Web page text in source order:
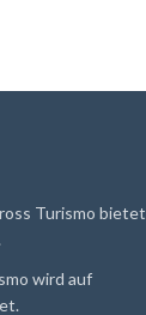
Turismo bietet
wird auf